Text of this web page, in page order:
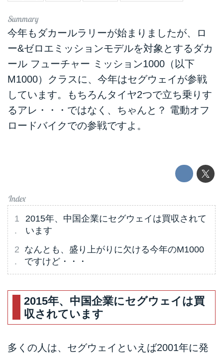
今年もダカールラリーが始まりましたが、ロ
ー&ゼロエミッションモデルを対象とするダカ
ール フューチャー ミッション1000（以下
M1000）クラスに、今年はセグウェイが参戦
しています。もちろんタイヤ2つで立ち乗りす
るアレ・・・ではなく、ちゃんと？ 電動オフ
ロードバイクでの参戦ですよ。
2015年、中国企業にセグウェイは買収されて
います
なんとも、盛り上がりに欠ける今年のM1000
ですけど・・・
2015年、中国企業にセグウェイは買
収されています
多くの人は、セグウェイといえば2001年に発